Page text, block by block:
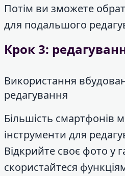
Потім ви зможете
для подальшого
Крок 3:
Використання
редагування
Більшість смартфонів
інструменти для
Відкрийте своє фото у
скористайтеся